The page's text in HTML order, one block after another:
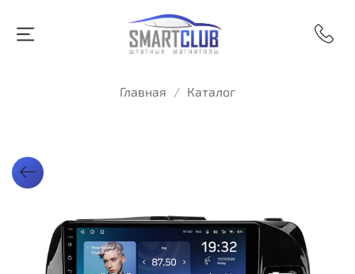
Главная Каталог